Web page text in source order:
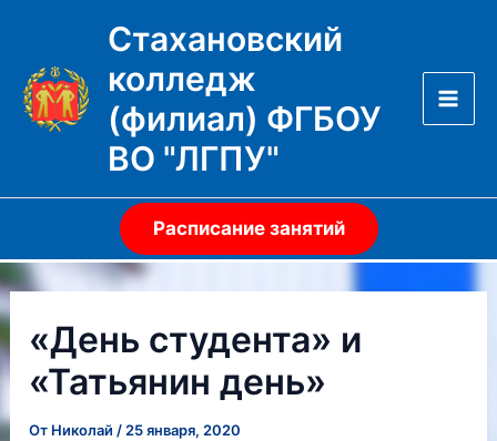
содержимому
Стахановский
колледж
(филиал) ФГБОУ
ВО "ЛГПУ"
Расписание занятий
«День студента» и
«Татьянин день»
От Николай / 25 января, 2020